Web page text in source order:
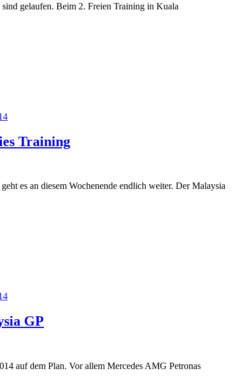
gelaufen. Beim 2. Freien Training in Kuala
Training
es an diesem Wochenende endlich weiter. Der Malaysia
GP
auf dem Plan. Vor allem Mercedes AMG Petronas